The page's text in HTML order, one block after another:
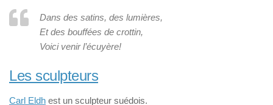
Dans des satins, des lumières,
Et des bouffées de crottin,
Voici venir l’écuyère!
Les sculpteurs
Carl Eldh est un sculpteur suédois.